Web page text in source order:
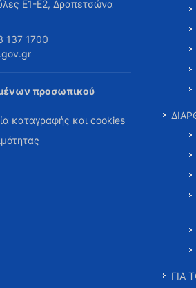
Ε1-Ε2, Δραπετσώνα
137 1700
προσωπικού
καταγραφής και cookies
ΓΙΑ